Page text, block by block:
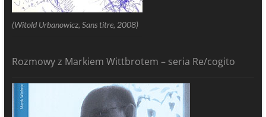
(Witold Urbanowicz, Sans titre, 2008)
Rozmowy z Markiem Wittbrotem – seria Re/cogito